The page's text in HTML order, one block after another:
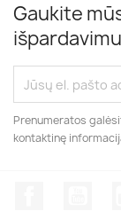
Gaukite
Prenumeratos
kontaktinę